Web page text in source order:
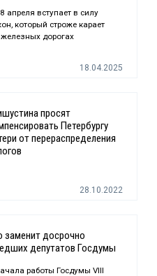
апреля вступает в силу
который строже карает
железных дорогах
18.04.2025
просят
Петербургу
от перераспределения
28.10.2022
заменит досрочно
депутатов Госдумы
работы Госдумы VIII